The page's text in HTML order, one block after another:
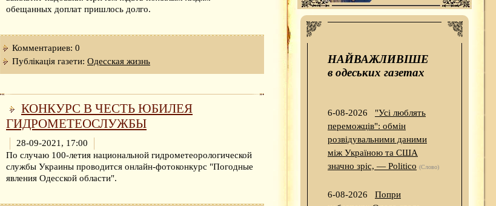
обещанных доплат пришлось долго.
Комментариев: 0
Публікація газети: Одесская жизнь
КОНКУРС В ЧЕСТЬ ЮБИЛЕЯ
ГИДРОМЕТЕОСЛУЖБЫ
28-09-2021, 17:00
По случаю 100-летия национальной гидрометеорологической
службы Украины проводится онлайн-фотоконкурс "Погодные
явления Одесской области".
НАЙВАЖЛИВІШЕ
в одеських газетах
6-08-2026
"Усі люблять
переможців": обмін
розвідувальними даними
між Україною та США
значно зріс, — Politico (Слово)
6-08-2026
Попри